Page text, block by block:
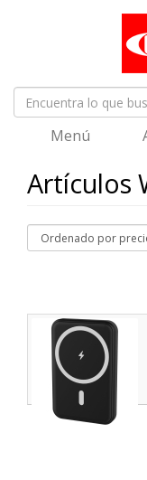
Menú
Artículos